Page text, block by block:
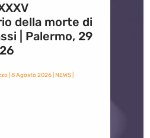
della morte di
| Palermo, 29
| 8 Agosto 2026| NEWS|